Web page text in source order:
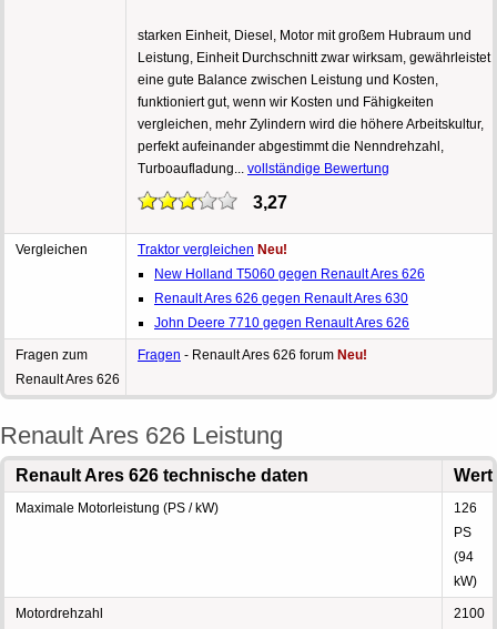
starken Einheit, Diesel, Motor mit großem Hubraum und
Leistung, Einheit Durchschnitt zwar wirksam, gewährleistet
eine gute Balance zwischen Leistung und Kosten,
funktioniert gut, wenn wir Kosten und Fähigkeiten
vergleichen, mehr Zylindern wird die höhere Arbeitskultur,
perfekt aufeinander abgestimmt die Nenndrehzahl,
Turboaufladung... vollständige Bewertung
3,27
Vergleichen Traktor vergleichen Neu!
New Holland T5060 gegen Renault Ares 626
Renault Ares 626 gegen Renault Ares 630
John Deere 7710 gegen Renault Ares 626
Fragen zum
Renault Ares 626
Fragen - Renault Ares 626 forum Neu!
Renault Ares 626 Leistung
Renault Ares 626 technische daten Wert
Maximale Motorleistung (PS / kW)
126
PS
(94
kW)
Motordrehzahl
2100